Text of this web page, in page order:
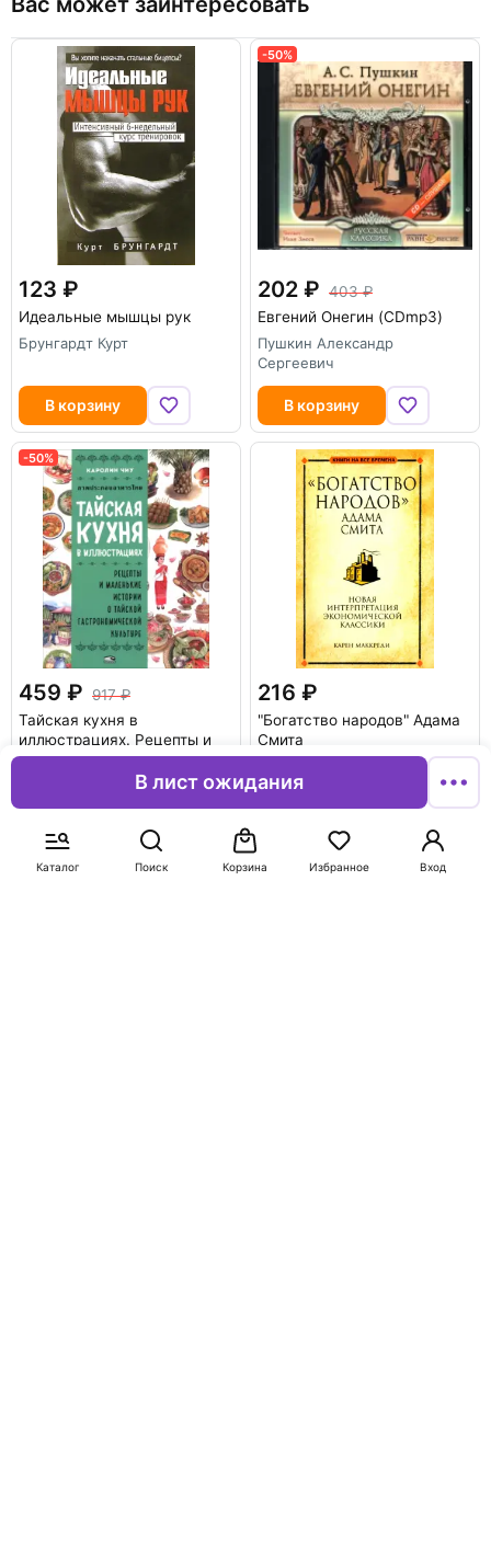
Каталог Поиск Вход
Избранное
Корзина
В лист ожидания
123
Идеальные мышцы рук
Брунгардт Курт
В корзину
-50%
202
403
Евгений Онегин (CDmp3)
Пушкин Александр
Сергеевич
В корзину
-50%
459
917
Тайская кухня в
иллюстрациях. Рецепты и
маленькие истории о
тайской гастрономической
В корзину
216
"Богатство народов" Адама
Смита
В корзину